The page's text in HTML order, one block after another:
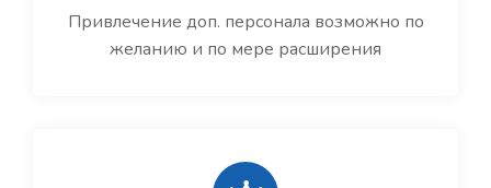
Привлечение доп. персонала возможно по
желанию и по мере расширения